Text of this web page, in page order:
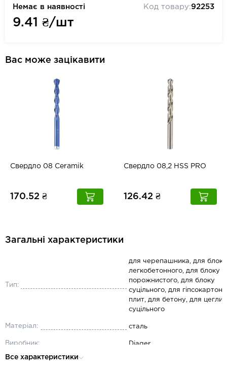
Немає в наявності
9.41 ₴/шт
Код товару:92253
Вас може зацікавити
Свердло 08 Ceramik
170.52 ₴
Свердло 08,2 HSS PRO
126.42 ₴
Загальні характеристики
Тип:
для черепашника, для блоку
легкобетонного, для блоку
порожнистого, для блоку
суцільного, для
плит, для бетону, для цегли
суцільного
Матеріал: сталь
Виробник: Diager
Діаметр, мм:
Все характеристики